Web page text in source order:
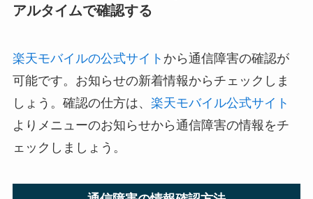
アルタイムで確認する
楽天モバイルの公式サイト から通信障害の確認が
可能です。お知らせの新着情報からチェックしま
しょう。確認の仕方は、 楽天モバイル公式サイト
よりメニューのお知らせから通信障害の情報をチ
ェックしましょう。